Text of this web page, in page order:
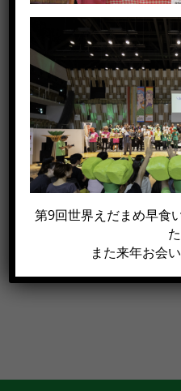
お問い合せ
この記事がイイ
シェアし
第9回世界えだまめ早食
また来年お会